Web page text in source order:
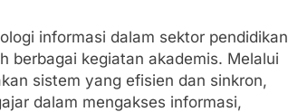
informasi dalam sektor pendidikan
berbagai kegiatan akademis. Melalui
sistem yang efisien dan sinkron,
dalam mengakses informasi,